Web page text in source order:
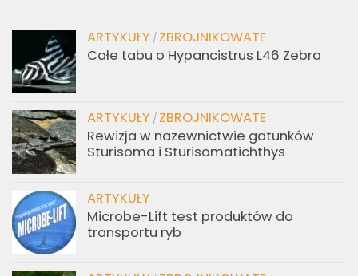
ARTYKUŁY / ZBROJNIKOWATE
Całe tabu o Hypancistrus L46 Zebra
ARTYKUŁY / ZBROJNIKOWATE
Rewizja w nazewnictwie gatunków
Sturisoma i Sturisomatichthys
ARTYKUŁY
Microbe-Lift test produktów do
transportu ryb